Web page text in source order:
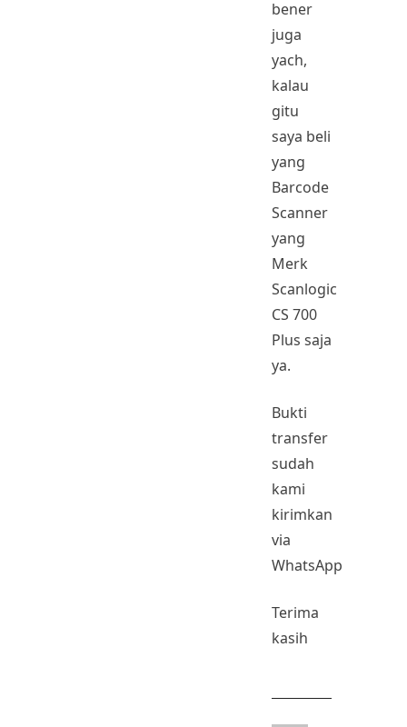
bener
juga
yach,
kalau
gitu
saya beli
yang
Barcode
Scanner
yang
Merk
Scanlogic
CS 700
Plus saja
ya.
Bukti
transfer
sudah
kami
kirimkan
via
WhatsApp
Terima
kasih